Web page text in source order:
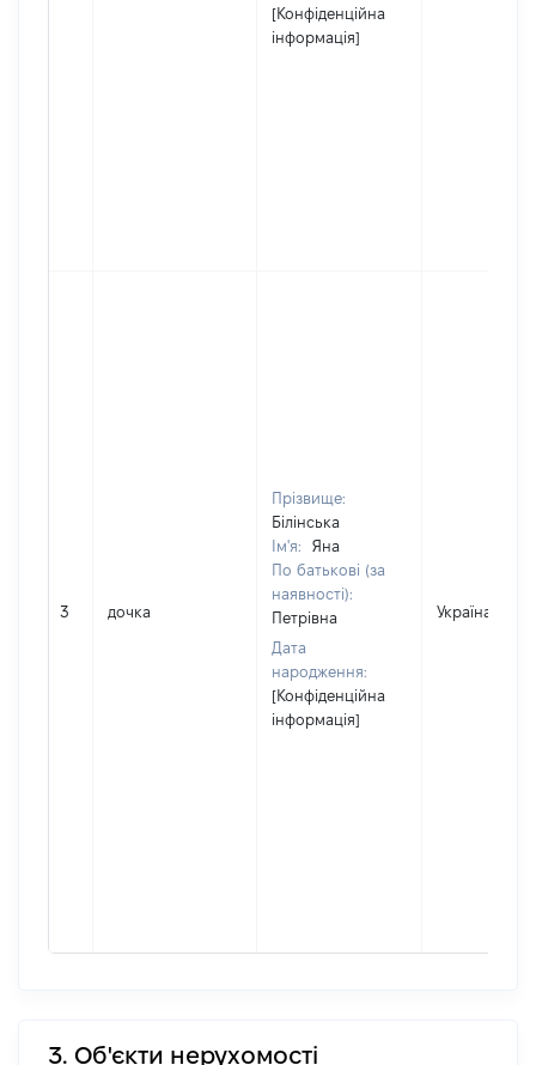
[Конфіденційна
інформація]
3 дочка
Прізвище:
Білінська
Ім'я:
Яна
По батькові (за
наявності):
Петрівна
Дата
народження:
[Конфіденційна
інформація]
Україна
3. Об'єкти нерухомості